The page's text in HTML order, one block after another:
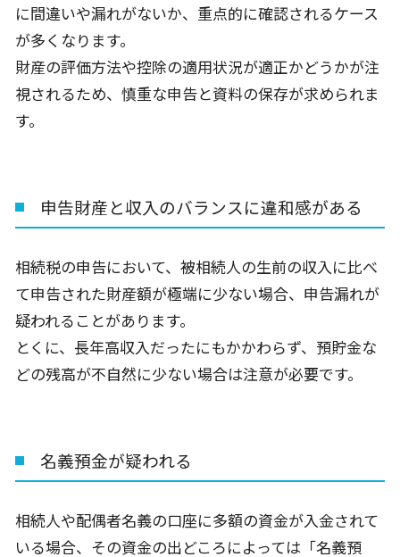
に間違いや漏れがないか、重点的に確認されるケース
が多くなります。
財産の評価方法や控除の適用状況が適正かどうかが注
視されるため、慎重な申告と資料の保存が求められま
す。
申告財産と収入のバランスに違和感がある
相続税の申告において、被相続人の生前の収入に比べ
て申告された財産額が極端に少ない場合、申告漏れが
疑われることがあります。
とくに、長年高収入だったにもかかわらず、預貯金な
どの残高が不自然に少ない場合は注意が必要です。
名義預金が疑われる
相続人や配偶者名義の口座に多額の資金が入金されて
いる場合、その資金の出どころによっては「名義預